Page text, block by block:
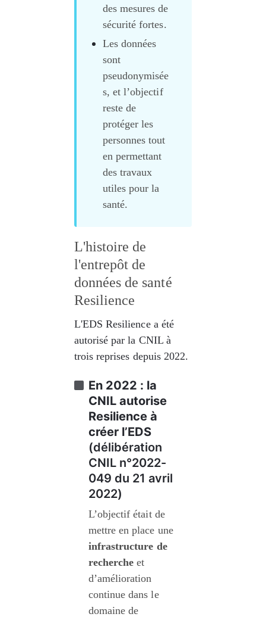
des mesures de
sécurité fortes.
Les données
sont
pseudonymisée
s, et l’objectif
reste de
protéger les
personnes tout
en permettant
des travaux
utiles pour la
santé.
L'histoire de
l'entrepôt de
données de santé
Resilience
L'EDS Resilience a été
autorisé par la CNIL à
trois reprises depuis 2022.
En 2022 : la
CNIL autorise
Resilience à
créer l’EDS
(délibération
CNIL n°2022-
049 du 21 avril
2022)
L’objectif était de
mettre en place une
infrastructure de
recherche et
d’amélioration
continue dans le
domaine de